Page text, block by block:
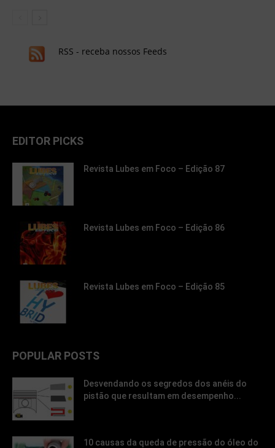
RSS - receba nossos Feeds
EDITOR PICKS
Revista Lubes em Foco – Edição 87
Revista Lubes em Foco – Edição 86
Revista Lubes em Foco – Edição 85
POPULAR POSTS
Desvendando os segredos dos anéis do
pistão que resultam em desempenho...
10 causas da queda de pressão do óleo do